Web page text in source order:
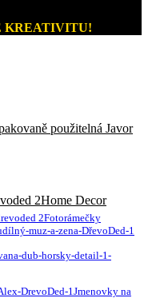
KREATIVITU!
Home Decor
Fotorámečky
Jmenovky na